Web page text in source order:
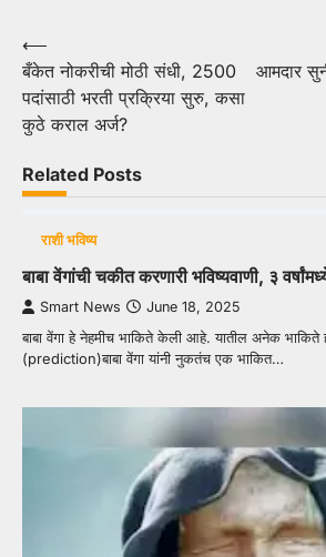
Post
navigation
⟵
बँकेत नोकरीची मोठी संधी, 2500
पदांसाठी भरती प्रक्रिया सुरु, कसा
कुठे कराल अर्ज?
आमदार
Related Posts
राशी भविष्य
बाबा वेंगांची चकीत करणारी भविष्यवाणी, ३
Smart News June 18, 2025
बाबा वेंगा हे नेहमीच भाकिते केली आहे. यातील अनेक भाकिते
(prediction)बाबा वेंगा यांनी नुकतंच एक भाकित…